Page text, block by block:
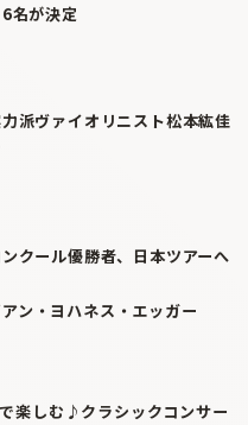
名が決定
派ヴァイオリニスト松本紘佳
クール優勝者、日本ツアーへ
ン・ヨハネス・エッガー
楽しむ♪クラシックコンサー